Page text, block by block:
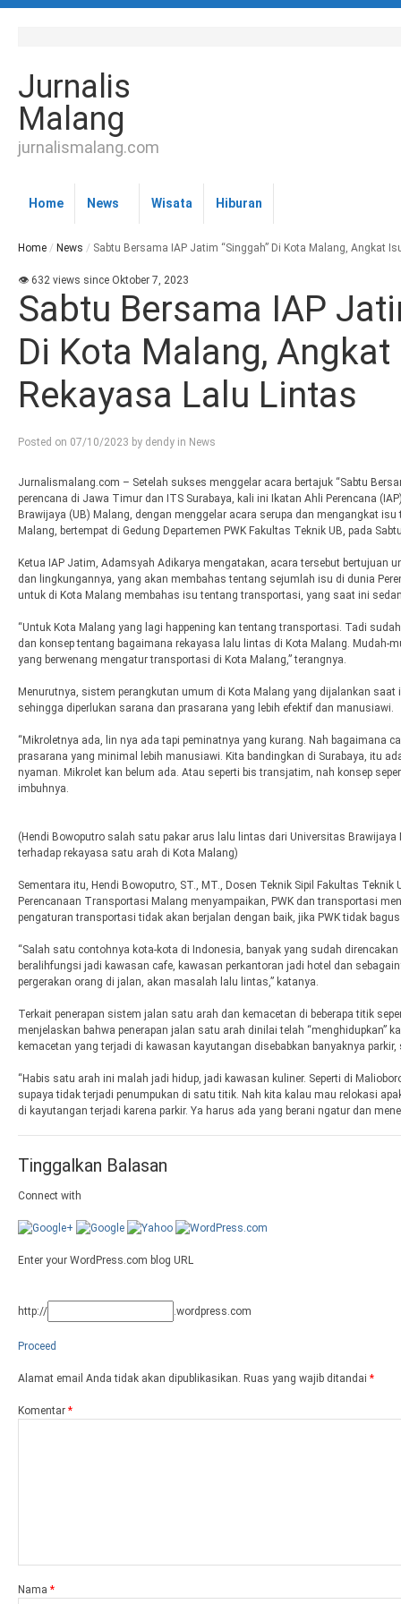
Jurnalis
Malang
jurnalismalang.com
Home News Wisata Hiburan
Home / News / Sabtu Bersama IAP Jatim “Singgah” Di Kota Malang, Angkat
👁 632 views since Oktober 7, 2023
Sabtu Bersama IAP
Di Kota Malang, Angkat
Rekayasa Lalu Lintas
Posted on 07/10/2023 by dendy in News
Jurnalismalang.com – Setelah sukses menggelar acara bertajuk “Sabtu
perencana di Jawa Timur dan ITS Surabaya, kali ini Ikatan Ahli Perencana
Brawijaya (UB) Malang, dengan menggelar acara serupa dan mengangkat
Malang, bertempat di Gedung Departemen PWK Fakultas Teknik UB, pada
Ketua IAP Jatim, Adamsyah Adikarya mengatakan, acara tersebut bertujuan
dan lingkungannya, yang akan membahas tentang sejumlah isu di dunia
untuk di Kota Malang membahas isu tentang transportasi, yang saat ini
“Untuk Kota Malang yang lagi happening kan tentang transportasi. Tadi
dan konsep tentang bagaimana rekayasa lalu lintas di Kota Malang. Mudah-
yang berwenang mengatur transportasi di Kota Malang,” terangnya.
Menurutnya, sistem perangkutan umum di Kota Malang yang dijalankan
sehingga diperlukan sarana dan prasarana yang lebih efektif dan manusiawi.
“Mikroletnya ada, lin nya ada tapi peminatnya yang kurang. Nah bagaimana
prasarana yang minimal lebih manusiawi. Kita bandingkan di Surabaya, itu
nyaman. Mikrolet kan belum ada. Atau seperti bis transjatim, nah konsep
imbuhnya.
(Hendi Bowoputro salah satu pakar arus lalu lintas dari Universitas
terhadap rekayasa satu arah di Kota Malang)
Sementara itu, Hendi Bowoputro, ST., MT., Dosen Teknik Sipil Fakultas
Perencanaan Transportasi Malang menyampaikan, PWK dan transportasi
pengaturan transportasi tidak akan berjalan dengan baik, jika PWK tidak
“Salah satu contohnya kota-kota di Indonesia, banyak yang sudah
beralihfungsi jadi kawasan cafe, kawasan perkantoran jadi hotel dan
pergerakan orang di jalan, akan masalah lalu lintas,” katanya.
Terkait penerapan sistem jalan satu arah dan kemacetan di beberapa titik
menjelaskan bahwa penerapan jalan satu arah dinilai telah “menghidupkan”
kemacetan yang terjadi di kawasan kayutangan disebabkan banyaknya
“Habis satu arah ini malah jadi hidup, jadi kawasan kuliner. Seperti di
supaya tidak terjadi penumpukan di satu titik. Nah kita kalau mau relokasi
di kayutangan terjadi karena parkir. Ya harus ada yang berani ngatur dan
Tinggalkan Balasan
Connect with
Enter your WordPress.com blog URL
http:// .wordpress.com
Proceed
Alamat email Anda tidak akan dipublikasikan. Ruas yang wajib ditandai *
Komentar *
Nama *